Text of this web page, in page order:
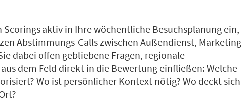
aktiv in Ihre wöchentliche Besuchsplanung ein,
Abstimmungs-Calls zwischen Außendienst, Marketing
dabei offen gebliebene Fragen, regionale
dem Feld direkt in die Bewertung einfließen: Welche
Wo ist persönlicher Kontext nötig? Wo deckt sich